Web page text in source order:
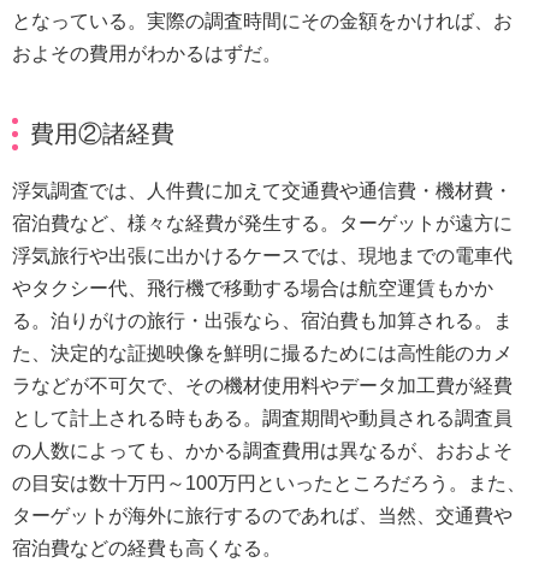
となっている。実際の調査時間にその金額をかければ、お
およその費用がわかるはずだ。
費用②諸経費
浮気調査では、人件費に加えて交通費や通信費・機材費・
宿泊費など、様々な経費が発生する。ターゲットが遠方に
浮気旅行や出張に出かけるケースでは、現地までの電車代
やタクシー代、飛行機で移動する場合は航空運賃もかか
る。泊りがけの旅行・出張なら、宿泊費も加算される。ま
た、決定的な証拠映像を鮮明に撮るためには高性能のカメ
ラなどが不可欠で、その機材使用料やデータ加工費が経費
として計上される時もある。調査期間や動員される調査員
の人数によっても、かかる調査費用は異なるが、おおよそ
の目安は数十万円～100万円といったところだろう。また、
ターゲットが海外に旅行するのであれば、当然、交通費や
宿泊費などの経費も高くなる。